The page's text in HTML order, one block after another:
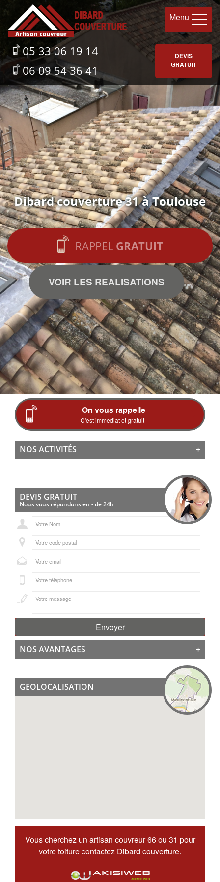
Menu
05 33 06 19 14
06 09 54 36 41
DEVIS
GRATUIT
Dibard couverture 31 à Toulouse
RAPPEL GRATUIT
VOIR LES REALISATIONS
On vous rappelle
C'est immediat et gratuit
NOS ACTIVITÉS +
DEVIS GRATUIT
Nous vous répondons en - de 24h
NOS AVANTAGES +
GEOLOCALISATION
Vous cherchez un artisan couvreur 66ou 31 pour
votre toiture contactez Dibard couverture.